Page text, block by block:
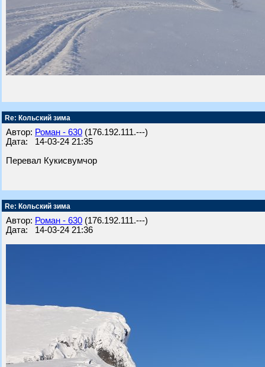
Re: Кольский зима
Автор: Роман - 630 (176.192.111.---)
Дата: 14-03-24 21:35
Перевал Кукисвумчор
Re: Кольский зима
Автор: Роман - 630 (176.192.111.---)
Дата: 14-03-24 21:36